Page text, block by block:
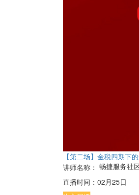
【第二场】金税四期下
讲师名称： 畅捷服务社
直播时间： 02月25日